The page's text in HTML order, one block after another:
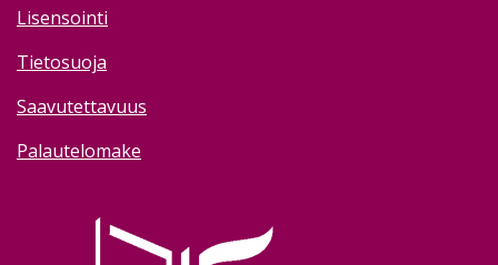
Lisensointi
Tietosuoja
Saavutettavuus
Palautelomake